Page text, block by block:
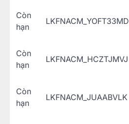
Còn
hạn
LKFNACM_YOFT33MD
Còn
hạn
LKFNACM_HCZTJMVJ
Còn
hạn
LKFNACM_JUAABVLK